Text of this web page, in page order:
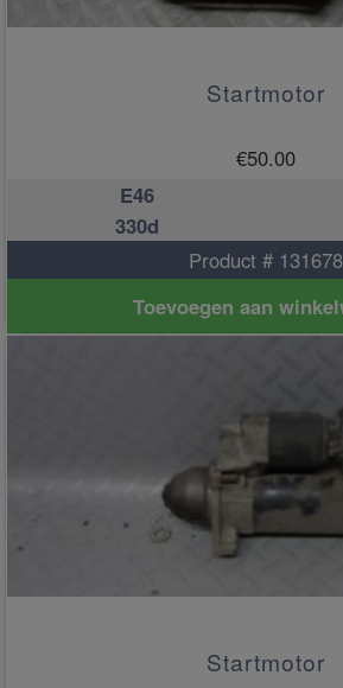
Startmotor
€50.00
E46
330d
Product # 131678
Toevoegen aan
Startmotor